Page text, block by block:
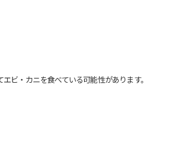
ビ・カニを食べている可能性があります。